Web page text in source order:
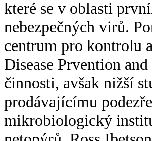
které se v oblasti
nebezpečných virů.
centrum pro kontrolu
Disease Prvention
činnosti, avšak nižší
prodávajícímu
mikrobiologický